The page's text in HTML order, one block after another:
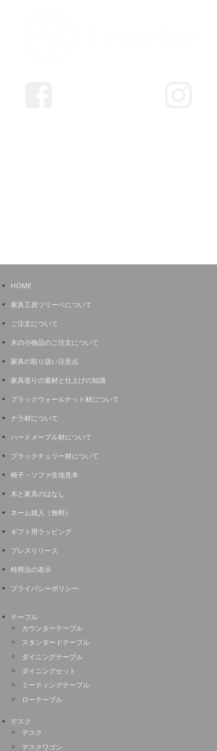
HOME
家具工房ツリーベについて
ご注文について
木の小物品のご注文について
家具の取り扱い注意点
家具造りの素材と仕上げの知識
ブラックウォールナット材について
ナラ材について
ハードメープル材について
ブラックチェリー材について
椅子・ソファ生地見本
木と家具のはなし
ネーム焼入（無料）
ギフト用ラッピング
プレスリリース
特商法の表示
プライバシーポリシー
テーブル
カウンターテーブル
スタンダードテーブル
ダイニングテーブル
ダイニングセット
ミーティングテーブル
ローテーブル
デスク
デスク
デスクワゴン